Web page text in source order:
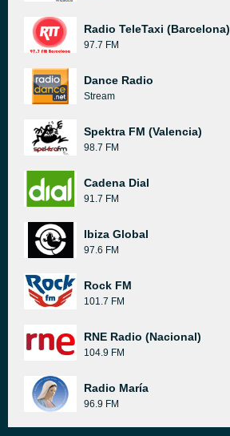
Radio TeleTaxi (Barcelona)
97.7 FM
Dance Radio
Stream
Spektra FM (Valencia)
98.7 FM
Cadena Dial
91.7 FM
Ibiza Global
97.6 FM
Rock FM
101.7 FM
RNE Radio (Nacional)
104.9 FM
Radio María
96.9 FM